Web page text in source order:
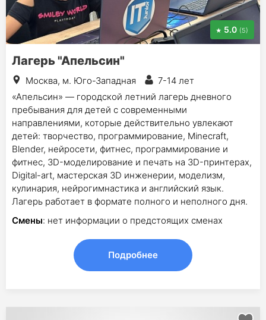
5.0 (5)
Лагерь "Апельсин"
Москва, м. Юго-Западная
7-14 лет
«Апельсин» — городской летний лагерь дневного
пребывания для детей c современными
направлениями, которые действительно увлекают
детей: творчество, программирование, Minecraft,
Blender, нейросети, фитнес, программирование и
фитнес, 3D-моделирование и печать на 3D-принтерах,
Digital-art, мастерская 3D инженерии, моделизм,
кулинария, нейрогимнастика и английский язык.
Лагерь работает в формате полного и неполного дня.
Смены: нет информации о предстоящих сменах
Подробнее